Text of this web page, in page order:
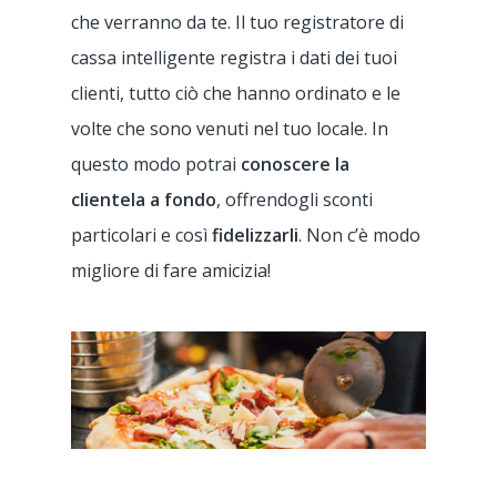
che verranno da te. Il tuo registratore di
cassa intelligente registra i dati dei tuoi
clienti, tutto ciò che hanno ordinato e le
volte che sono venuti nel tuo locale. In
questo modo potrai conoscere la
clientela a fondo, offrendogli sconti
particolari e cosìfidelizzarli. Non c’è modo
migliore di fare amicizia!